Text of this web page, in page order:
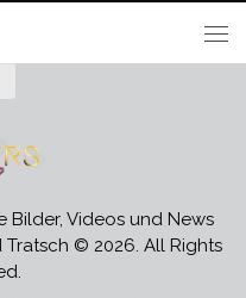
Bilder, Videos und News
© 2026. All Rights